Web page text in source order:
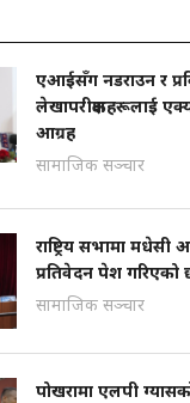
एआईसँग नडराउन र
लेखापरीक्षकहरूलाई
आग्रह
सामाजिक सञ्चार
राष्ट्रिय सभामा मधेसी
प्रतिवेदन पेश गरिएको
सामाजिक सञ्चार
पोखरामा एलपी